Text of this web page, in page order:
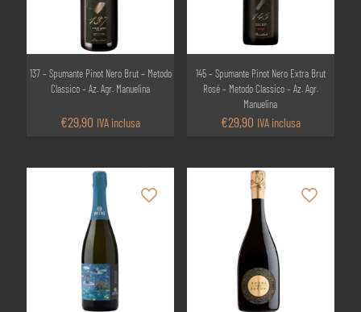
137 – Spumante Pinot Nero Brut – Metodo
Classico – Az. Agr. Manuelina
€29,90 IVA inclusa
145 – Spumante Pinot Nero Extra Brut
Rosé – Metodo Classico – Az. Agr.
Manuelina
€29,90 IVA inclusa